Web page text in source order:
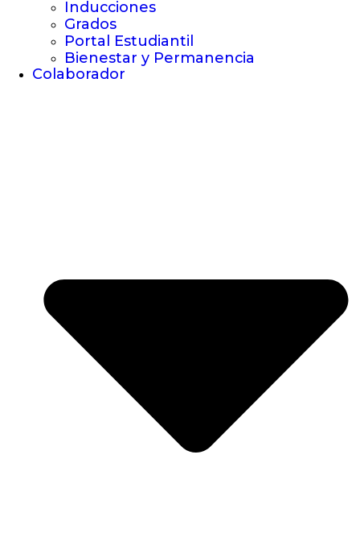
Inducciones
Grados
Portal Estudiantil
Bienestar y Permanencia
Colaborador